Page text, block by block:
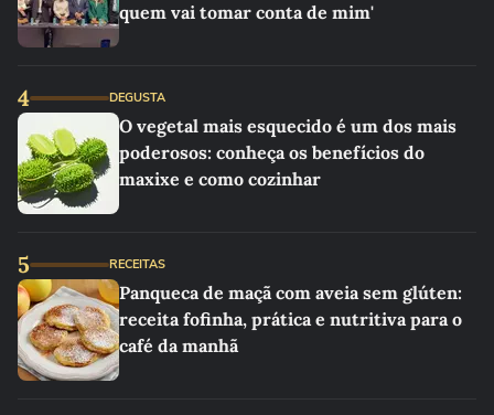
quem vai tomar conta de mim'
4 DEGUSTA
O vegetal mais esquecido é um dos mais
poderosos: conheça os benefícios do
maxixe e como cozinhar
5 RECEITAS
Panqueca de maçã com aveia sem glúten:
receita fofinha, prática e nutritiva para o
café da manhã